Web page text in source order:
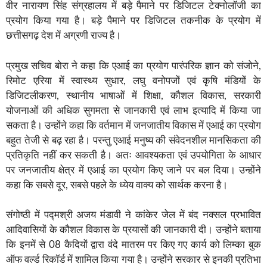
वीर नारायण सिंह संग्रहालय में बड़े पैमाने पर डिजिटल टेक्नोलॉजी का
प्रयोग किया गया है। बड़े पैमाने पर डिजिटल तकनीक के प्रयोग में
छत्तीसगढ़ देश में अग्रणी राज्य है।
प्रमुख सचिव बोरा ने कहा कि एआई का प्रयोग पारंपरिक ज्ञान को संजोने,
रिमोट एरिया में स्वास्थ्य सुधार, लघु वनोपजों एवं कृषि मंडियों के
डिजिटलीकरण, स्थानीय भाषाओं में शिक्षा, कौशल विकास, सरकारी
योजनाओं की अधिक सुगमता से जानकारी एवं लाभ इत्यादि में किया जा
सकता है। उन्होंने कहा कि वर्तमान में जनजातीय विकास में एआई का प्रयोग
बहुत तेजी से बढ़ रहा है। परन्तु एआई मनुष्य की संवेदनशील मानसिकता की
प्रतिकृति नहीं कर सकती है। अतः आवश्यकता एवं उपयोगिता के आधार
पर जनजातीय क्षेत्र में एआई का प्रयोग किए जाने पर बल दिया। उन्होंने
कहा कि सबसे दूर, सबसे पहले के ध्येय वाक्य को सार्थक करना है।
संगोष्ठी में पद्मश्री अजय मंडावी ने कांकेर जेल में बंद नक्सल प्रभावित
आदिवासियों के कौशल विकास के प्रयासों की जानकारी दी। उन्होंने बताया
कि इनमें से 08 कैदियों द्वारा वंदे मातरम पर किए गए कार्य को लिम्का बुक
ऑफ वर्ल्ड रिकॉर्ड में शामिल किया गया है। उन्होंने सरकार से इनकी प्रतिभा